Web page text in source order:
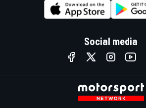
Social media